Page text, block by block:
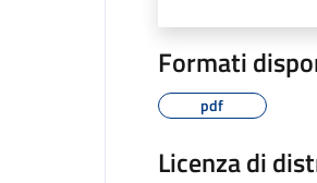
Formati
pdf
Licenza di